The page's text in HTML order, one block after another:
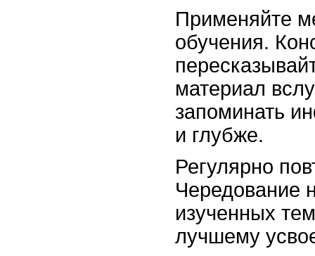
Применяйте
обучения.
материал
запоминать
и глубже.
Регулярно
Чередование
изученных
лучшему